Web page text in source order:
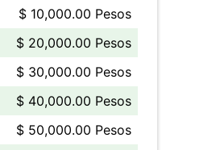
$ 10,000.00 Pesos
$ 20,000.00 Pesos
$ 30,000.00 Pesos
$ 40,000.00 Pesos
$ 50,000.00 Pesos